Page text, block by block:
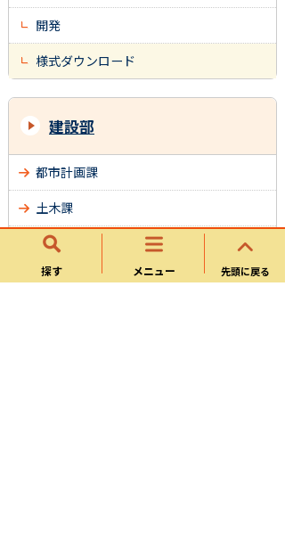
探す メニュー 先頭に戻る
開発
様式ダウンロード
建設部
都市計画課
土木課
建築指導課
施設住宅課